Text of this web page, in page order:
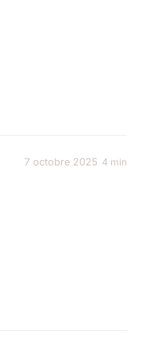
7 octobre 2025 4 min